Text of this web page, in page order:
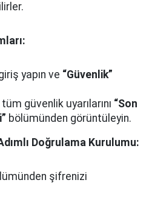
yapın ve “Güvenlik”
güvenlik uyarılarını “Son
bölümünden görüntüleyin.
Doğrulama Kurulumu:
şifrenizi